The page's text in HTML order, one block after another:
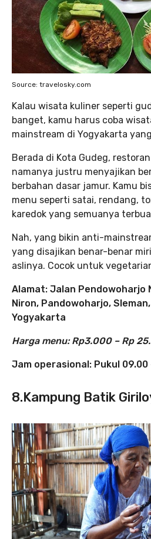
Source: travelosky.com
Kalau wisata kuliner seperti
banget, kamu harus coba
mainstream di Yogyakarta
Berada di Kota Gudeg,
namanya justru menyajikan
berbahan dasar jamur. Kamu
menu seperti satai, rendang,
karedok yang semuanya
Nah, yang bikin anti-
yang disajikan benar-benar
aslinya. Cocok untuk
Alamat: Jalan Pendowoharjo
Niron, Pandowoharjo, Sleman,
Yogyakarta
Harga menu: Rp3.000 – Rp
Jam operasional: Pukul 09.00
8.Kampung Batik